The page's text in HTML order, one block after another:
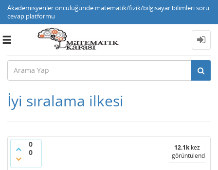
Akademisyenler öncülüğünde matematik/fizik/bilgisayar bilimleri soru
cevap platformu
Toggle
İyi sıralama ilkesi
0
0
12.1kkez
görüntülendi